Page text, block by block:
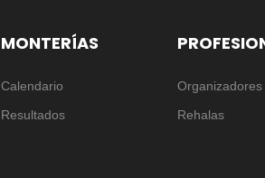
MONTERÍAS
Calendario
Resultados
Organizadores
Rehalas